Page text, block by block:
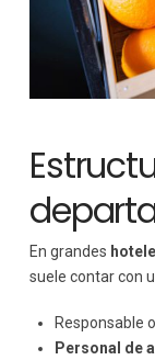
En grandes
suele contar con
Responsable o
Personal de